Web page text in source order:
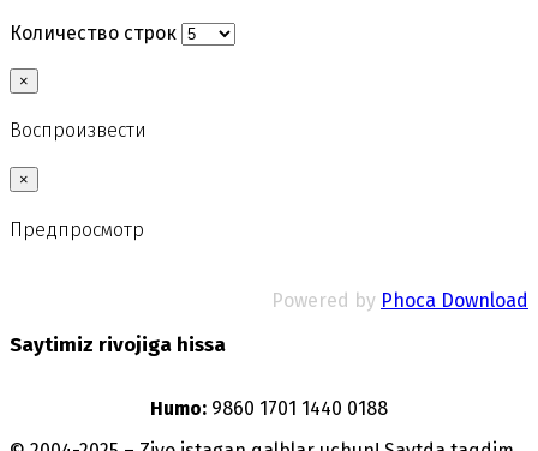
Количество строк
×
Воспроизвести
×
Предпросмотр
Powered by Phoca Download
Saytimiz rivojiga hissa
Humo: 9860 1701 1440 0188